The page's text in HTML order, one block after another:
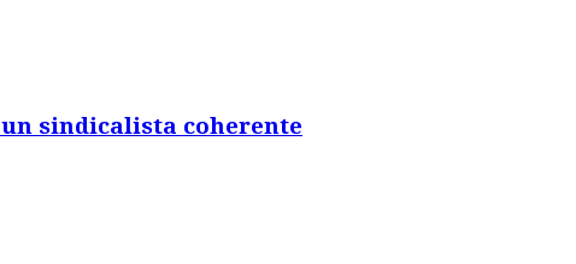
sindicalista coherente